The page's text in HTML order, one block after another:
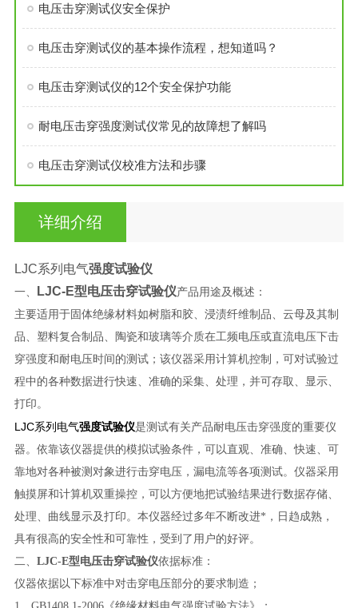
电压击穿测试仪安全保护
电压击穿测试仪的基本操作流程，想知道吗？
电压击穿测试仪的12个安全保护功能
耐电压击穿强度测试仪常见的故障想了解吗
电压击穿测试仪校准方法和步骤
详细介绍
LJC系列电气强度试验仪
一、 LJC-E型电压击穿试验仪产品用途及概述：
主要适用于固体绝缘材料如树脂和胶、浸渍纤维制品、云母及其制
品、塑料复合制品、陶瓷和玻璃等介质在工频电压或直流电压下击
穿强度和耐电压时间的测试；该仪器采用计算机控制，可对试验过
程中的各种数据进行快速、准确的采集、处理，并可存取、显示、
打印。
LJC系列电气强度试验仪是测试有关产品耐电压击穿强度的重要仪
器。依靠该仪器提供的模拟试验条件，可以直观、准确、快速、可
靠地对各种被测对象进行击穿电压，漏电流等各项测试。仪器采用
触摸屏和计算机双重操控，可以方便地把试验结果进行数据存储、
处理、曲线显示及打印。本仪器经过多年不断改进*，日趋成熟，
具有很高的安全性和可靠性，受到了用户的好评。
二、 LJC-E型电压击穿试验仪依据标准：
仪器依据以下标准中对击穿电压部分的要求制造；